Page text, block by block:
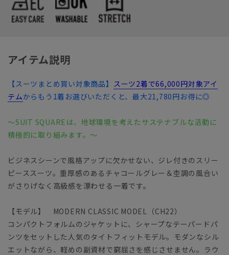
アイテム説明
【スーツまとめ買い対象商品】 スーツ2着で66,000円対象アイ
テムからもう1着お選びいただくと、最大21,780円お得に◎
～SUIT SQUAREは、地球環境を考えたサステナブルな活動に
積極的に取り組みます。～
ビジネスシーンで風格アップに欠かせない、ジレ付きのスリー
ピーススーツ。重厚感のあるチャコールグレー＆杢調の風合い
がさりげなく高級感を漂わせる一着です。
【モデル】 MODERN CLASSIC MODEL（CH22）
コンパクトフォルムのジャケットに、シャープなテーパードパ
ンツをセットした人気のタイトフィットモデル。モダンなシル
エットながら、軽めの副資材で窮屈さを感じさせません。ラウ